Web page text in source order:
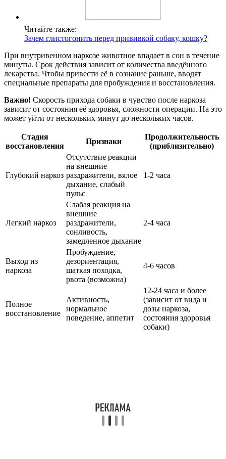
Читайте также:
Зачем глистогонить перед прививкой собаку, кошку?
При внутривенном наркозе животное впадает в сон в течение
минуты. Срок действия зависит от количества введённого
лекарства. Чтобы привести её в сознание раньше, вводят
специальные препараты для пробуждения и восстановления.
Важно! Скорость прихода собаки в чувство после наркоза
зависит от состояния её здоровья, сложности операции. На это
может уйти от нескольких минут до нескольких часов.
Стадия
восстановления
Признаки
Продолжительность
(приблизительно)
Глубокий наркоз
Отсутствие реакции
на внешние
раздражители, вялое
дыхание, слабый
пульс
1-2 часа
Легкий наркоз
Слабая реакция на
внешние
раздражители,
сонливость,
замедленное дыхание
2-4 часа
Выход из
наркоза
Пробуждение,
дезориентация,
шаткая походка,
рвота (возможна)
4-6 часов
Полное
восстановление
Активность,
нормальное
поведение, аппетит
12-24 часа и более
(зависит от вида и
дозы наркоза,
состояния здоровья
собаки)